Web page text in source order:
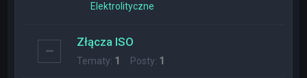
Elektrolityczne
Złącza ISO
Tematy: 1 Posty: 1